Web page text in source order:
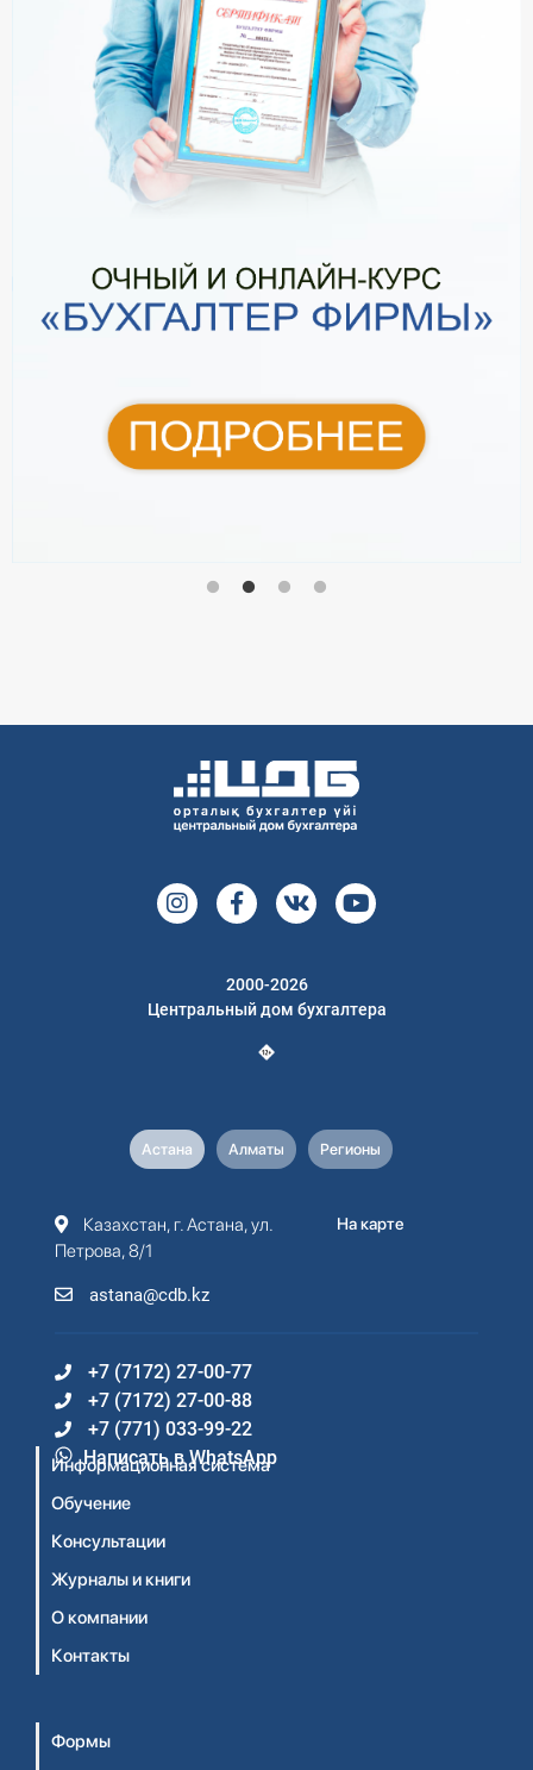
2000-2026
Центральный дом бухгалтера
Астана Алматы Регионы
Казахстан, г. Астана, ул.
Петрова, 8/1
astana@cdb.kz
На карте
+7 (7172) 27-00-77
+7 (7172) 27-00-88
+7 (771) 033-99-22
Написать в WhatsApp
Информационная система
Обучение
Консультации
Журналы и книги
О компании
Контакты
Формы